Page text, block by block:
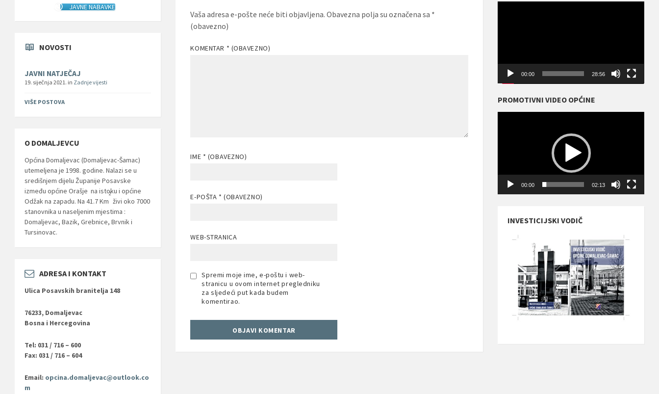
Vaša adresa e-pošte neće biti objavljena. Obavezna polja su označena sa *
(obavezno)
KOMENTAR * (OBAVEZNO)
IME * (OBAVEZNO)
E-POŠTA * (OBAVEZNO)
WEB-STRANICA
Spremi moje ime, e-poštu i web-
stranicu u ovom internet pregledniku
za sljedeći put kada budem
komentirao.
JAVNE NABAVKE
NOVOSTI
JAVNI NATJEČAJ
19. siječnja 2021. in Zadnje vijesti
VIŠE POSTOVA
O DOMALJEVCU
Općina Domaljevac (Domaljevac-Šamac)
utemeljena je 1998. godine. Nalazi se u
središnjem dijelu Županije Posavske
između općine Orašje na istoku i općine
Odžak na zapadu. Na 41.7 Km
2
živi oko 7000
stanovnika u naseljenim mjestima :
Domaljevac, Bazik, Grebnice, Brvnik i
Tursinovac.
ADRESA I KONTAKT
Ulica Posavskih branitelja 148
76233, Domaljevac
Bosna i Hercegovina
Tel: 031 / 716 – 600
Fax: 031 / 716 – 604
Email: opcina.domaljevac@outlook.co
m
00:00 28:56
PROMOTIVNI VIDEO OPĆINE
00:00 02:13
INVESTICIJSKI VODIČ